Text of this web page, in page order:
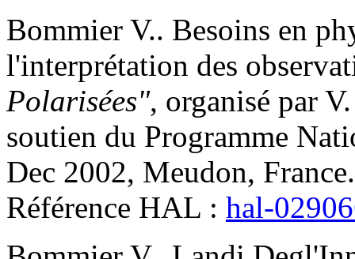
Bommier V.. Besoins en
l'interprétation des
Polarisées", organisé par
soutien du Programme
Dec 2002, Meudon, France.
Référence HAL : hal-